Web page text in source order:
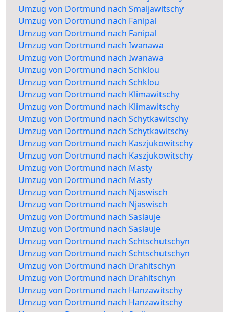
Umzug von Dortmund nach Smaljawitschy
Umzug von Dortmund nach Fanipal
Umzug von Dortmund nach Fanipal
Umzug von Dortmund nach Iwanawa
Umzug von Dortmund nach Iwanawa
Umzug von Dortmund nach Schklou
Umzug von Dortmund nach Schklou
Umzug von Dortmund nach Klimawitschy
Umzug von Dortmund nach Klimawitschy
Umzug von Dortmund nach Schytkawitschy
Umzug von Dortmund nach Schytkawitschy
Umzug von Dortmund nach Kaszjukowitschy
Umzug von Dortmund nach Kaszjukowitschy
Umzug von Dortmund nach Masty
Umzug von Dortmund nach Masty
Umzug von Dortmund nach Njaswisch
Umzug von Dortmund nach Njaswisch
Umzug von Dortmund nach Saslauje
Umzug von Dortmund nach Saslauje
Umzug von Dortmund nach Schtschutschyn
Umzug von Dortmund nach Schtschutschyn
Umzug von Dortmund nach Drahitschyn
Umzug von Dortmund nach Drahitschyn
Umzug von Dortmund nach Hanzawitschy
Umzug von Dortmund nach Hanzawitschy